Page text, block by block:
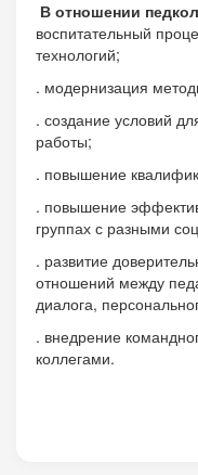
В отношении
воспитательный
технологий;
. модернизация
. создание условий
работы;
. повышение
. повышение
группах с разными
. развитие
отношений между
диалога,
. внедрение
коллегами.